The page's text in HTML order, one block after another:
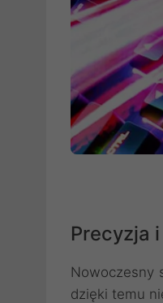
Precyzja
Nowoczesny
dzięki temu